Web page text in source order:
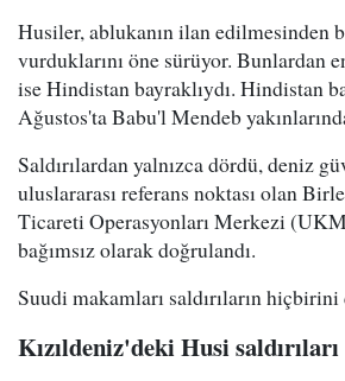
Husiler, ablukanın ilan edilmesinden
vurduklarını öne sürüyor. Bunlardan
ise Hindistan bayraklıydı. Hindistan
Ağustos'ta Babu'l Mendeb
Saldırılardan yalnızca dördü, deniz
uluslararası referans noktası olan
Ticareti Operasyonları Merkezi
bağımsız olarak doğrulandı.
Suudi makamları saldırıların hiçbirini
Kızıldeniz'deki Husi saldırıları